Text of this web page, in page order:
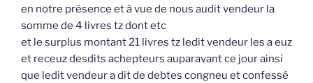
en notre présence et à vue de nous audit vendeur la
somme de 4 livres tz dont etc
et le surplus montant 21 livres tz ledit vendeur les a euz
et receuz desdits achepteurs auparavant ce jour ainsi
que ledit vendeur a dit de debtes congneu et confessé